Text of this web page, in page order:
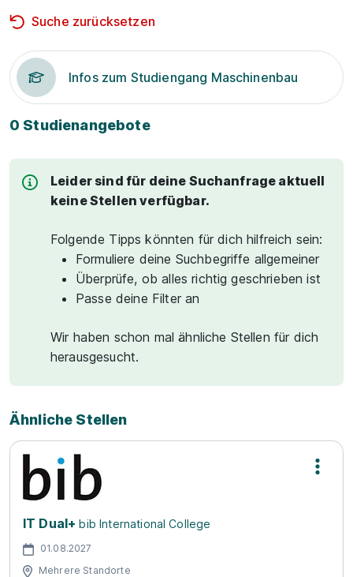
Suche zurücksetzen
Infos zum Studiengang Maschinenbau
0 Studienangebote
Leider sind für deine Suchanfrage aktuell
keine Stellen verfügbar.
Folgende Tipps könnten für dich hilfreich sein:
Formuliere deine Suchbegriffe allgemeiner
Überprüfe, ob alles richtig geschrieben ist
Passe deine Filter an
Wir haben schon mal ähnliche Stellen für dich
herausgesucht.
Ähnliche Stellen
IT Dual+ bib International College
01.08.2027
Mehrere Standorte